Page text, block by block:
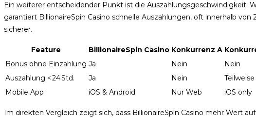
Ein weiterer entscheidender Punkt ist die Auszahlungsgeschwindigkeit.
garantiert BillionaireSpin Casino schnelle Auszahlungen, oft innerhalb
sicherer.
Feature BillionaireSpin Casino Konkurrenz A
Bonus ohne Einzahlung Ja Nein
Nein
Auszahlung < 24 Std.
Ja Nein
Teilweise
Mobile App
iOS & Android Nur Web iOS only
Im direkten Vergleich zeigt sich, dass BillionaireSpin Casino mehr Wert